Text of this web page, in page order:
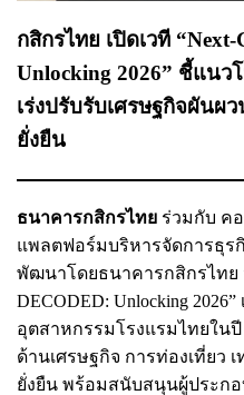
กสิกรไทย เปิดเวที
Unlocking 2026” ชี้แนว
เร่งปรับรับเศรษฐกิจผันผ
ยั่งยืน
ธนาคารกสิกรไทย ร่วมกับ ค
แพลตฟอร์มบริหารจัดการธุร
พัฒนาโดยธนาคารกสิกรไทย
DECODED: Unlocking
อุตสาหกรรมโรงแรมไทยใน
ด้านเศรษฐกิจ การท่องเที่ยว
ยั่งยืน พร้อมสนับสนุนผู้ประก